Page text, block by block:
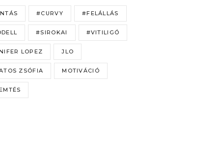
#CURVY #FELÁLLÁS
#SIROKAI #VITILIGÓ
LOPEZ JLO
ZSÓFIA MOTIVÁCIÓ